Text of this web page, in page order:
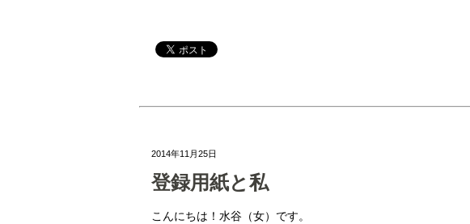
2014年11月25日
登録用紙と私
こんにちは！水谷（女）です。